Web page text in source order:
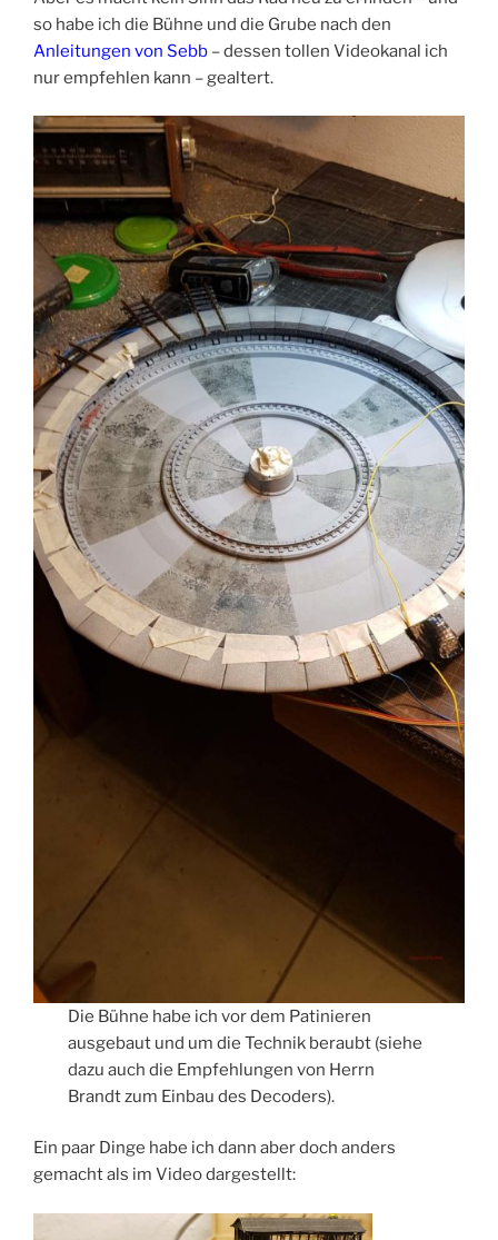
so habe ich die Bühne und die Grube nach den
Anleitungen von Sebb – dessen tollen Videokanal ich
nur empfehlen kann – gealtert.
Die Bühne habe ich vor dem Patinieren
ausgebaut und um die Technik beraubt (siehe
dazu auch die Empfehlungen von Herrn
Brandt zum Einbau des Decoders).
Ein paar Dinge habe ich dann aber doch anders
gemacht als im Video dargestellt: